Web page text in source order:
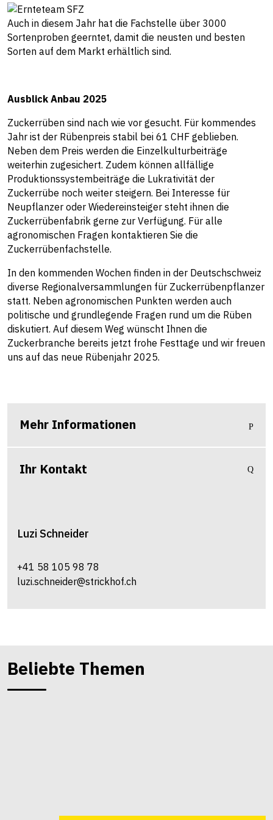
Auch in diesem Jahr hat die Fachstelle über 3000
Sortenproben geerntet, damit die neusten und besten
Sorten auf dem Markt erhältlich sind.
Ausblick Anbau 2025
Zuckerrüben sind nach wie vor gesucht. Für kommendes
Jahr ist der Rübenpreis stabil bei 61 CHF geblieben.
Neben dem Preis werden die Einzelkulturbeiträge
weiterhin zugesichert. Zudem können allfällige
Produktionssystembeiträge die Lukrativität der
Zuckerrübe noch weiter steigern. Bei Interesse für
Neupflanzer oder Wiedereinsteiger steht ihnen die
Zuckerrübenfabrik gerne zur Verfügung. Für alle
agronomischen Fragen kontaktieren Sie die
Zuckerrübenfachstelle.
In den kommenden Wochen finden in der Deutschschweiz
diverse Regionalversammlungen für Zuckerrübenpflanzer
statt. Neben agronomischen Punkten werden auch
politische und grundlegende Fragen rund um die Rüben
diskutiert. Auf diesem Weg wünscht Ihnen die
Zuckerbranche bereits jetzt frohe Festtage und wir freuen
uns auf das neue Rübenjahr 2025.
Mehr Informationen
Ihr Kontakt
Luzi Schneider
+41 58 105 98 78
luzi.schneider@strickhof.ch
Beliebte Themen